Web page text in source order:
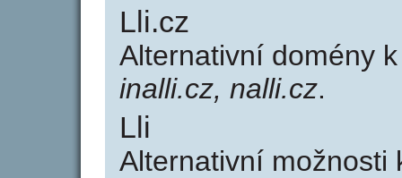
Lli.cz
Alternativní domény
inalli.cz, nalli.cz.
Lli
Alternativní možnosti